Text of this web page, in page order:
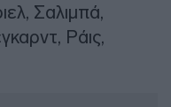
Σαλιμπά,
Ράις,